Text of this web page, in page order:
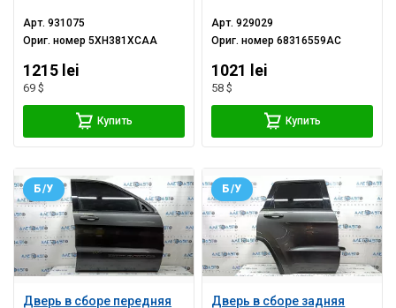
кожа черная с красной
строчкой, молдинг
темное дерево с хром,
потерта
Арт.931075
Ориг. номер5XH381XCAA
1215 lei
69 $
Купить
Арт.929029
Ориг. номер68316559AC
1021 lei
58 $
Купить
Дверь в сборе передняя
Б/У
Дверь в сборе задняя
Б/У